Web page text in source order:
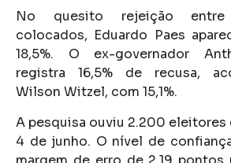
No quesito rejeição
colocados, Eduardo Paes
18,5%. O ex-governador
registra 16,5% de recusa,
Wilson Witzel, com 15,1%.
A pesquisa ouviu 2.200 eleitores
4 de junho. O nível de